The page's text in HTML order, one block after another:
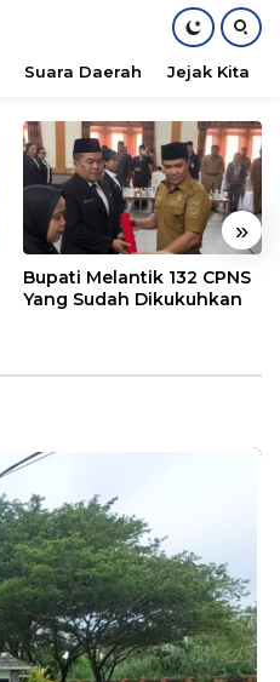
Suara Daerah Jejak Kita
»
Bupati Melantik 132 CPNS
Yang Sudah Dikukuhkan